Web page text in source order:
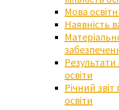
Мова
Наявність
Результати
освіти
Річний
освіти